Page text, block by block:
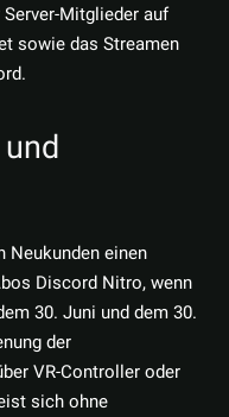
Mitglieder auf
sowie das Streamen
einen
Discord Nitro, wenn
30. Juni und dem 30.
der
VR-Controller oder
sich ohne